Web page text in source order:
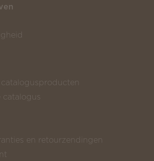
catalogus
en retourzendingen